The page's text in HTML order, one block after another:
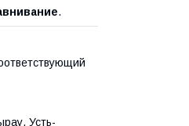
.
Усть-